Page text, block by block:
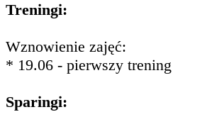
Treningi:
Wznowienie zajęć:
* 19.06 - pierwszy trening
Sparingi: